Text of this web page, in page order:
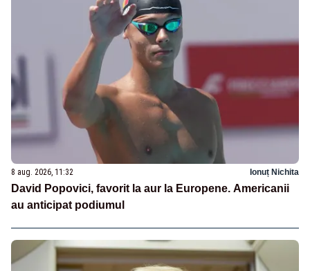
8 aug. 2026, 11:32 Ionuț Nichita
David Popovici, favorit la aur la Europene. Americanii
au anticipat podiumul